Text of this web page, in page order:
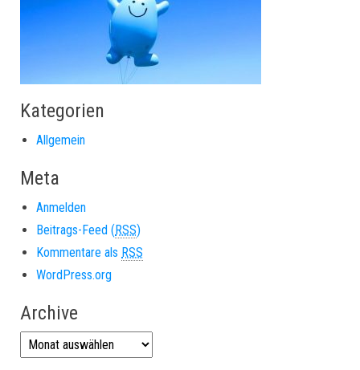
Kategorien
Allgemein
Meta
Anmelden
Beitrags-Feed (RSS)
Kommentare als RSS
WordPress.org
Archive
Archive